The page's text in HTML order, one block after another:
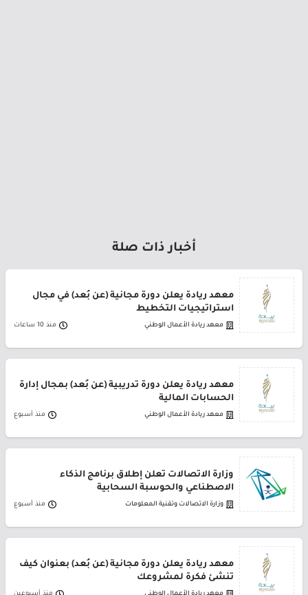
أخبار ذات صلة
معهد ريادة يعلن دورة مجانية (عن بُعد) في مجال
استراتيجيات التخطيط
معهد ريادة الأعمال الوطني منذ 10 ساعات
معهد ريادة يعلن دورة تدريبية (عن بُعد) بمجال إدارة
الحسابات المالية
معهد ريادة الأعمال الوطني منذ أسبوع
وزارة الاتصالات تعلن إطلاق برنامج الذكاء
الاصطناعي والحوسبة السحابية
وزارة الاتصالات وتقنية المعلومات منذ أسبوع
معهد ريادة يعلن دورة مجانية (عن بُعد) بعنوان كيف
تنشئ فكرة لمشروعك